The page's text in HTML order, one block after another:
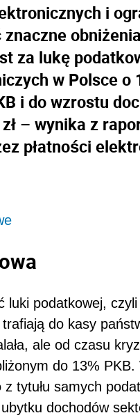
i
za lukę
w Polsce o
i do wzrostu
– wynika z
płatności
podatkowej,
do kasy
ale od czasu
do 13% PKB.
tytułu samych
dochodów